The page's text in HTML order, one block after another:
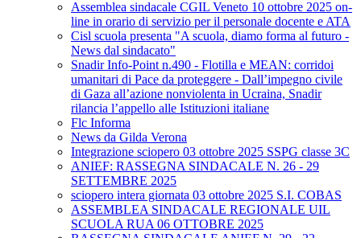
Assemblea sindacale CGIL Veneto 10 ottobre 2025 on-
line in orario di servizio per il personale docente e ATA
Cisl scuola presenta "A scuola, diamo forma al futuro -
News dal sindacato"
Snadir Info-Point n.490 - Flotilla e MEAN: corridoi
umanitari di Pace da proteggere - Dall’impegno civile
di Gaza all’azione nonviolenta in Ucraina, Snadir
rilancia l’appello alle Istituzioni italiane
Flc Informa
News da Gilda Verona
Integrazione sciopero 03 ottobre 2025 SSPG classe 3C
ANIEF: RASSEGNA SINDACALE N. 26 - 29
SETTEMBRE 2025
sciopero intera giornata 03 ottobre 2025 S.I. COBAS
ASSEMBLEA SINDACALE REGIONALE UIL
SCUOLA RUA 06 OTTOBRE 2025